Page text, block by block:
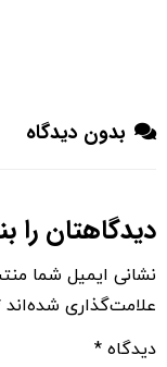
بدون دیدگاه
دیدگاهتان را
نشانی ایمیل شما
علامت‌گذاری شده‌اند
دیدگاه *